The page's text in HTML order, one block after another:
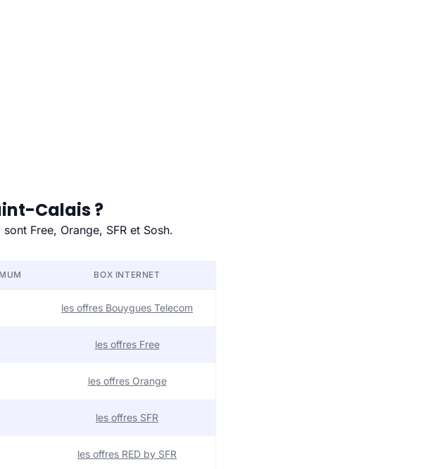
Calais ?
Free, Orange, SFR et Sosh.
BOX INTERNET
les offres Bouygues Telecom
les offres Free
les offres Orange
les offres SFR
les offres RED by SFR